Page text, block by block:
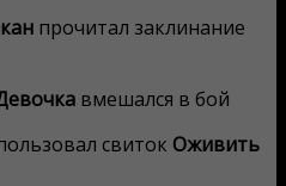
прочитал заклинание
вмешался в бой
свиток Оживить